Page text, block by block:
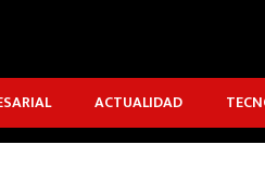
ACTUALIDAD